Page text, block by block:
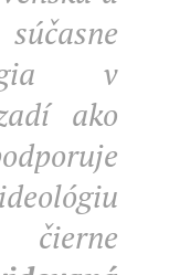
v
ako
čierne